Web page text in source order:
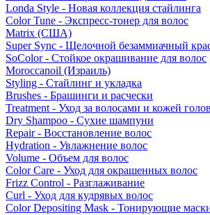
Londa Style - Новая коллекция стайлинга
Color Tune - Экспресс-тонер для волос
Matrix (США)
Super Sync - Щелочной безаммиачный
SoColor - Стойкое окрашивание для волос
Moroccanoil (Израиль)
Styling - Стайлинг и укладка
Brushes - Брашинги и расчески
Treatment - Уход за волосами и кожей
Dry Shampoo - Сухие шампуни
Repair - Восстановление волос
Hydration - Увлажнение волос
Volume - Объем для волос
Color Care - Уход для окрашенных волос
Frizz Control - Разглаживание
Curl - Уход для кудрявых волос
Color Depositing Mask - Тонирующие